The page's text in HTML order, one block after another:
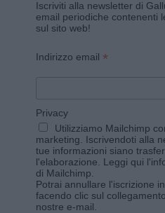
Iscriviti alla newsletter di
email periodiche contenenti
sul sito web!
Indirizzo email *
Privacy
Utilizziamo Mailchimp
marketing. Iscrivendoti alla
tue informazioni siano
l'elaborazione. Leggi qui
di Mailchimp
Potrai annullare l'iscrizione
facendo clic sul
nostre e-mail.